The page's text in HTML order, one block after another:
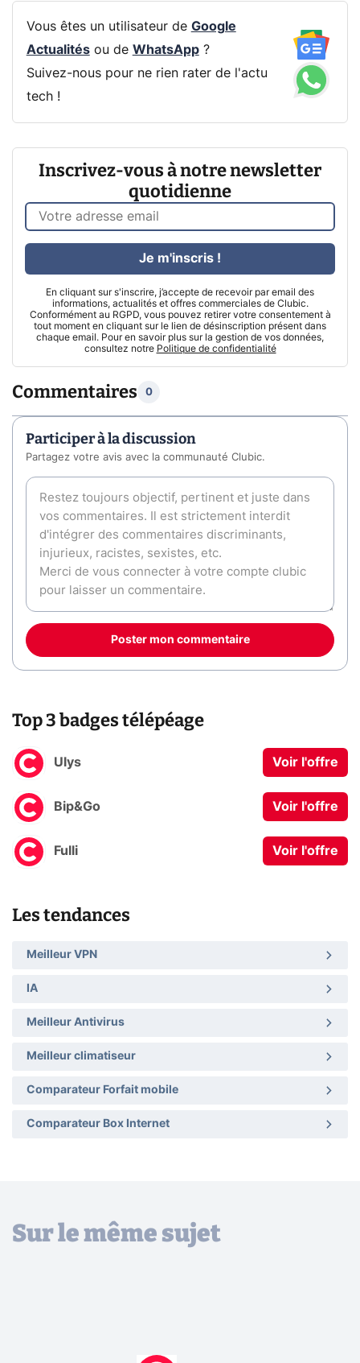
Vous êtes un utilisateur de Google
Actualitésou de WhatsApp?
Suivez-nous pour ne rien rater de l'actu
tech !
Inscrivez-vous à notre newsletter
quotidienne
En cliquant sur s'inscrire, j’accepte de recevoir par email des
informations, actualités et offres commerciales de Clubic.
Conformément au RGPD, vous pouvez retirer votre consentement à
tout moment en cliquant sur le lien de désinscription présent dans
chaque email. Pour en savoir plus sur la gestion de vos données,
consultez notre Politique de confidentialité
Je m'inscris !
Commentaires 0
Participer à la discussion
Partagez votre avis avec la communauté Clubic.
Poster mon commentaire
Top 3 badges télépéage
Ulys Voir l'offre
Bip&Go Voir l'offre
Fulli Voir l'offre
Les tendances
Meilleur VPN
IA
Meilleur Antivirus
Meilleur climatiseur
Comparateur Forfait mobile
Comparateur Box Internet
Sur le même sujet